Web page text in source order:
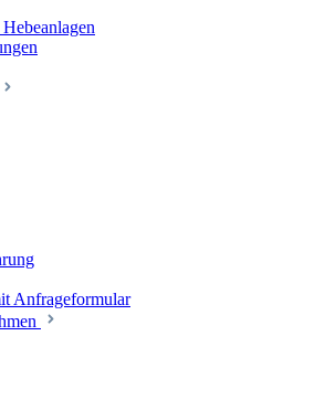
Anfrageformular